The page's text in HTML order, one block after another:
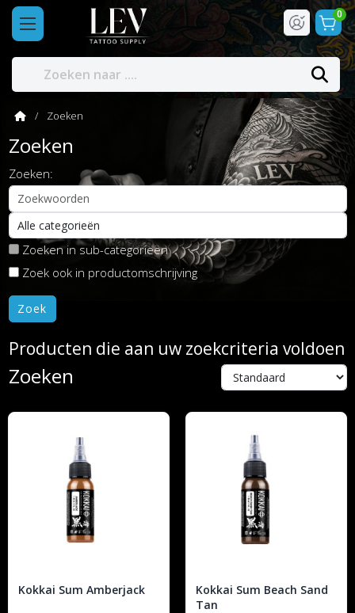
0
Zoeken
Zoeken
Zoeken:
Zoeken in sub-categorieën
Zoek ook in productomschrijving
Producten die aan uw zoekcriteria voldoen
Zoeken
Kokkai Sum Amberjack
Kokkai Sum Beach Sand
Tan